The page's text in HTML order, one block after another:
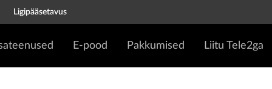
Ligipääsetavus
E-pood Pakkumised Liitu Tele2ga